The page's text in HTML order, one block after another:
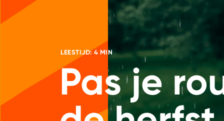
LEESTIJD: 4 MIN
Pas je